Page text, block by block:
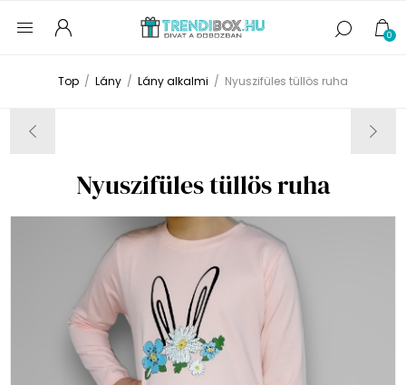
0
Top / Lány / Lány alkalmi / Nyuszifüles tüllös ruha
Nyuszifüles tüllös ruha